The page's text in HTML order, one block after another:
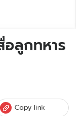
ลูกทหาร
Copy link